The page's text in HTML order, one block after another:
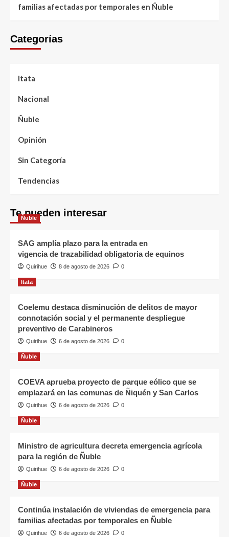
familias afectadas por temporales en Ñuble
Categorías
Itata
Nacional
Ñuble
Opinión
Sin Categoría
Tendencias
Te pueden interesar
Ñuble
SAG amplía plazo para la entrada en
vigencia de trazabilidad obligatoria de equinos
Quirihue 8 de agosto de 2026 0
Itata
Coelemu destaca disminución de delitos de mayor
connotación social y el permanente despliegue
preventivo de Carabineros
Quirihue 6 de agosto de 2026 0
Ñuble
COEVA aprueba proyecto de parque eólico que se
emplazará en las comunas de Ñiquén y San Carlos
Quirihue 6 de agosto de 2026 0
Ñuble
Ministro de agricultura decreta emergencia agrícola
para la región de Ñuble
Quirihue 6 de agosto de 2026 0
Ñuble
Continúa instalación de viviendas de emergencia para
familias afectadas por temporales en Ñuble
Quirihue 6 de agosto de 2026 0